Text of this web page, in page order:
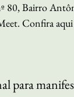
80, Bairro
Confira
para